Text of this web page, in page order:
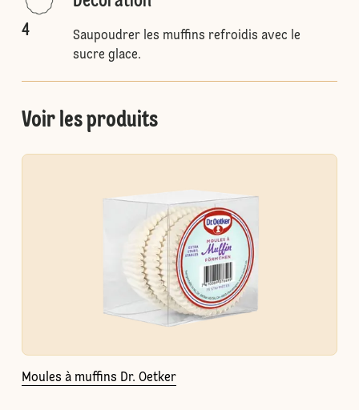
4
Saupoudrer les muffins refroidis avec le
sucre glace.
Voir les produits
Moules à muffins Dr. Oetker